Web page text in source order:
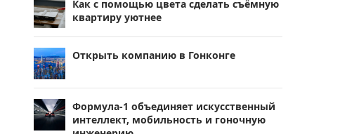
Как с помощью цвета сделать съёмную
квартиру уютнее
Открыть компанию в Гонконге
Формула-1 объединяет искусственный
интеллект, мобильность и гоночную